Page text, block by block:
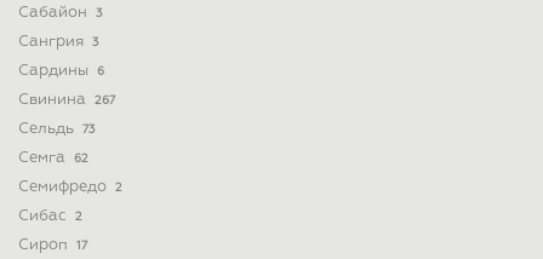
Сабайон 3
Сангрия 3
Сардины 6
Свинина 267
Сельдь 73
Семга 62
Семифредо 2
Сибас 2
Сироп 17